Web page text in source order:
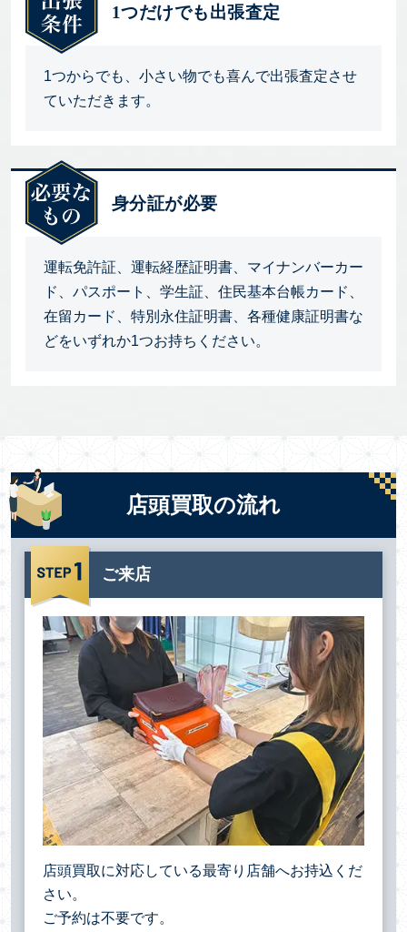
1つだけでも出張査定
1つからでも、小さい物でも喜んで出張査定させ
ていただきます。
身分証が必要
運転免許証、運転経歴証明書、マイナンバーカー
ド、パスポート、学生証、住民基本台帳カード、
在留カード、特別永住証明書、各種健康証明書な
どをいずれか1つお持ちください。
店頭買取の流れ
ご来店
店頭買取に対応している最寄り店舗へお持込くだ
さい。
ご予約は不要です。